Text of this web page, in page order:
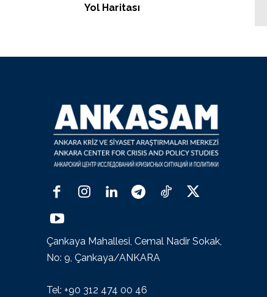
Yol Haritası
Çankaya Mahallesi, Cemal Nadir Sokak,
No: 9, Çankaya/ANKARA
Tel: +90 312 474 00 46